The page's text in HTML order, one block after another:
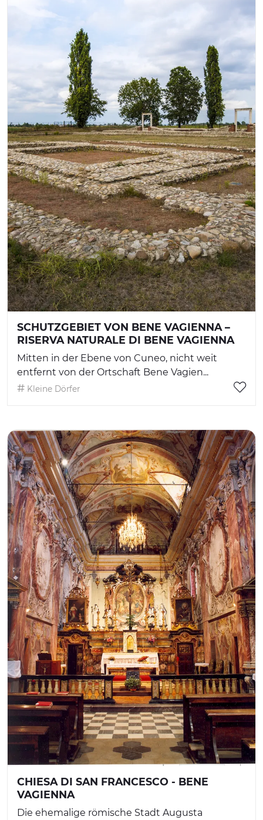
SCHUTZGEBIET VON BENE VAGIENNA –
RISERVA NATURALE DI BENE VAGIENNA
Mitten in der Ebene von Cuneo, nicht weit
entfernt von der Ortschaft Bene Vagien...
Kleine Dörfer
CHIESA DI SAN FRANCESCO - BENE
VAGIENNA
Die ehemalige römische Stadt Augusta